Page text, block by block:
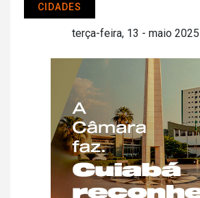
CIDADES
terça-feira, 13 - maio